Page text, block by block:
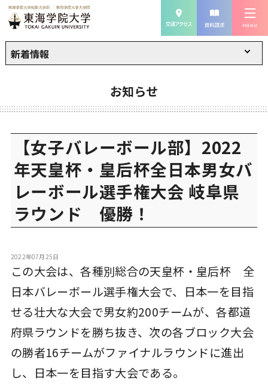
新着情報
お知らせ
【女子バレーボール部】2022
年天皇杯・皇后杯全日本男女バ
レーボール選手権大会 岐阜県
ラウンド 優勝！
2022年07月25日
この大会は、各種別総合の天皇杯・皇后杯 全
日本バレーボール選手権大会で、日本一を目指
せる壮大な大会で男女約200チームが、各都道
府県ラウンドを勝ち抜き、次の各ブロック大会
の勝者16チームがファイナルラウンドに進出
し、日本一を目指す大会である。